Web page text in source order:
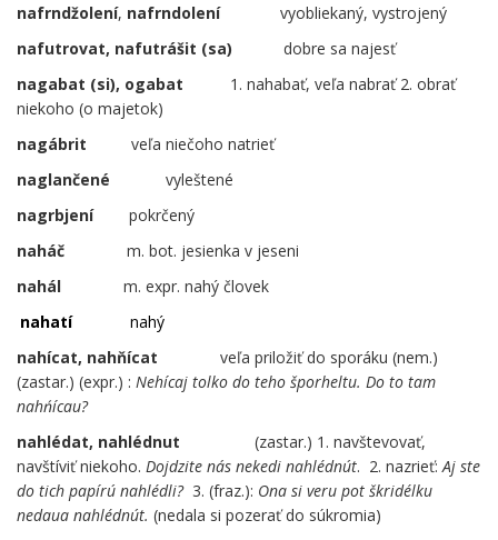
nafrndžolení, nafrndolení
vyobliekaný, vystrojený
nafutrovat, nafutrášit (sa)
dobre sa najesť
nagabat (si), ogabat
1. nahabať, veľa nabrať 2. obrať
niekoho (o majetok)
nagábrit veľa niečoho natrieť
naglančené
vyleštené
nagrbjení pokrčený
naháč m. bot. jesienka v jeseni
nahál m. expr. nahý človek
nahatí nahý
nahícat, nahňícat
veľa priložiť do sporáku (nem.)
(zastar.) (expr.) : Nehícaj tolko do teho šporheltu. Do to tam
nahńícau?
nahlédat, nahlédnut
(zastar.) 1. navštevovať,
navštíviť niekoho. Dojdzite nás nekedi nahlédnút. 2. nazrieť: Aj ste
do tich papírú nahlédli? 3. (fraz.): Ona si veru pot škridélku
nedaua nahlédnút. (nedala si pozerať do súkromia)